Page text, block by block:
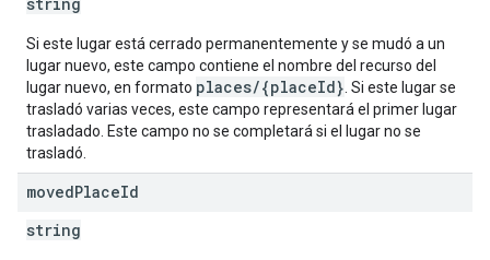
Si este lugar está cerrado permanentemente y se mudó a un
lugar nuevo, este campo contiene el nombre del recurso del
lugar nuevo, en formato places/{placeId} . Si este lugar se
trasladó varias veces, este campo representará el primer lugar
trasladado. Este campo no se completará si el lugar no se
trasladó.
movedPlaceId
string